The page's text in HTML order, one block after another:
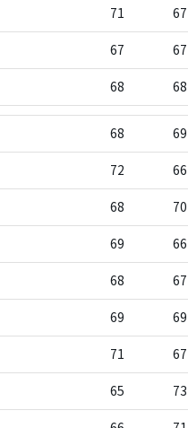
71 67
67 67
68 68
68 69
72 66
68 70
69 66
68 67
69 69
71 67
65 73